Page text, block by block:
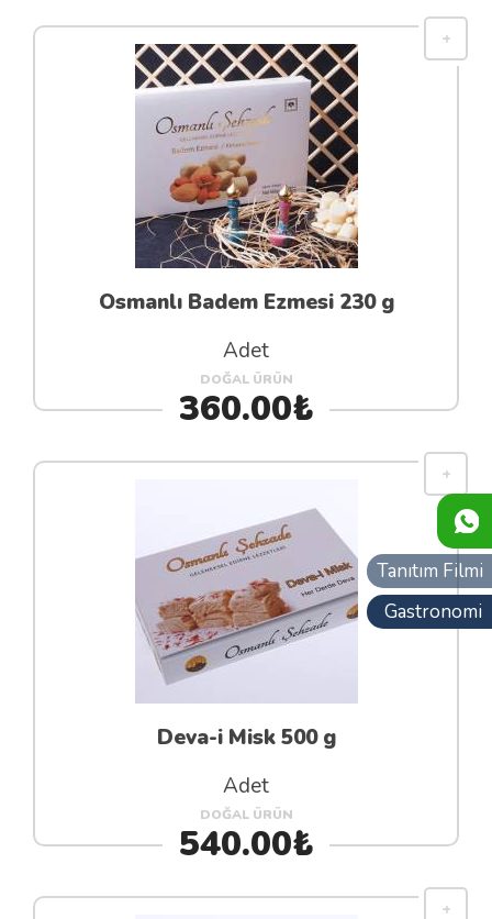
Osmanlı Badem Ezmesi 230 g
Adet
DOĞAL ÜRÜN
360.00₺
Deva-i Misk 500 g
Adet
DOĞAL ÜRÜN
540.00₺
Tanıtım Filmi
Gastronomi